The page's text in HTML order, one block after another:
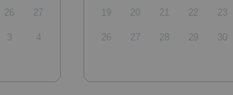
26 27
3 4
19 20 21 22 23
26 27 28 29 30